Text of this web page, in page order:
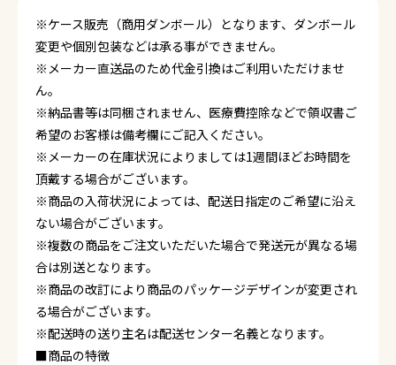
※ケース販売（商用ダンボール）となります、ダンボール
変更や個別包装などは承る事ができません。
※メーカー直送品のため代金引換はご利用いただけませ
ん。
※納品書等は同梱されません、医療費控除などで領収書ご
希望のお客様は備考欄にご記入ください。
※メーカーの在庫状況によりましては1週間ほどお時間を
頂戴する場合がございます。
※商品の入荷状況によっては、配送日指定のご希望に沿え
ない場合がございます。
※複数の商品をご注文いただいた場合で発送元が異なる場
合は別送となります。
※商品の改訂により商品のパッケージデザインが変更され
る場合がございます。
※配送時の送り主名は配送センター名義となります。
■商品の特徴